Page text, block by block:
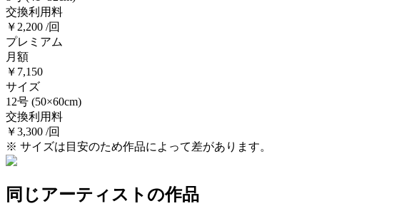
交換利用料
￥2,200 /回
プレミアム
月額
￥7,150
サイズ
12号 (50×60cm)
交換利用料
￥3,300 /回
※ サイズは目安のため作品によって差があります。
同じアーティストの作品